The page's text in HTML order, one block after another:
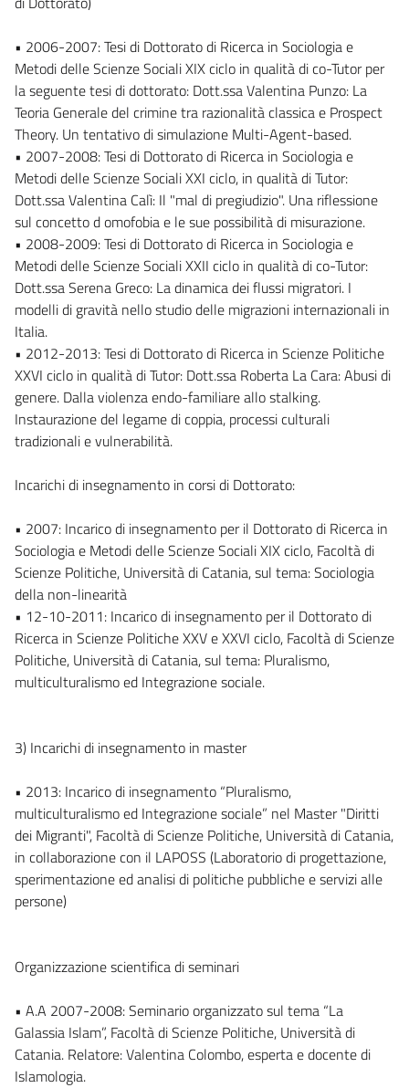
• 2006-2007: Tesi di Dottorato di Ricerca in Sociologia e
Metodi delle Scienze Sociali XIX ciclo in qualità di co-Tutor per
la seguente tesi di dottorato: Dott.ssa Valentina Punzo: La
Teoria Generale del crimine tra razionalità classica e Prospect
Theory. Un tentativo di simulazione Multi-Agent-based.
• 2007-2008: Tesi di Dottorato di Ricerca in Sociologia e
Metodi delle Scienze Sociali XXI ciclo, in qualità di Tutor:
Dott.ssa Valentina Calì: Il "mal di pregiudizio". Una riflessione
sul concetto d omofobia e le sue possibilità di misurazione.
• 2008-2009: Tesi di Dottorato di Ricerca in Sociologia e
Metodi delle Scienze Sociali XXII ciclo in qualità di co-Tutor:
Dott.ssa Serena Greco: La dinamica dei flussi migratori. I
modelli di gravità nello studio delle migrazioni internazionali in
Italia.
• 2012-2013: Tesi di Dottorato di Ricerca in Scienze Politiche
XXVI ciclo in qualità di Tutor: Dott.ssa Roberta La Cara: Abusi di
genere. Dalla violenza endo-familiare allo stalking.
Instaurazione del legame di coppia, processi culturali
tradizionali e vulnerabilità.
Incarichi di insegnamento in corsi di Dottorato:
• 2007: Incarico di insegnamento per il Dottorato di Ricerca in
Sociologia e Metodi delle Scienze Sociali XIX ciclo, Facoltà di
Scienze Politiche, Università di Catania, sul tema: Sociologia
della non-linearità
• 12-10-2011: Incarico di insegnamento per il Dottorato di
Ricerca in Scienze Politiche XXV e XXVI ciclo, Facoltà di Scienze
Politiche, Università di Catania, sul tema: Pluralismo,
multiculturalismo ed Integrazione sociale.
3) Incarichi di insegnamento in master
• 2013: Incarico di insegnamento “Pluralismo,
multiculturalismo ed Integrazione sociale” nel Master "Diritti
dei Migranti", Facoltà di Scienze Politiche, Università di Catania,
in collaborazione con il LAPOSS (Laboratorio di progettazione,
sperimentazione ed analisi di politiche pubbliche e servizi alle
persone)
Organizzazione scientifica di seminari
• A.A 2007-2008: Seminario organizzato sul tema “La
Galassia Islam”, Facoltà di Scienze Politiche, Università di
Catania. Relatore: Valentina Colombo, esperta e docente di
Islamologia.